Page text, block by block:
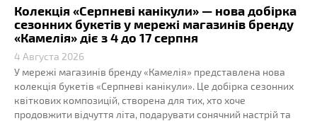
Колекція «Серпневі канікули» — нова добірка
сезонних букетів у мережі магазинів бренду
«Камелія» діє з 4 до 17 серпня
4 Августа 2026
У мережі магазинів бренду «Камелія» представлена нова
колекція букетів «Серпневі канікули». Це добірка сезонних
квіткових композицій, створена для тих, хто хоче
продовжити відчуття літа, подарувати сонячний настрій та